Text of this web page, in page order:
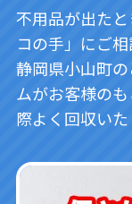
不用品が出た
コの手」にご相
静岡県小山町
ムがお客様の
際よく回収いた